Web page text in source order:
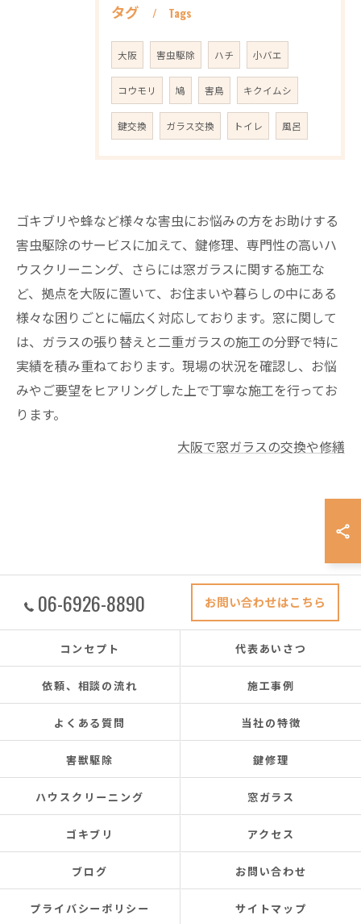
タグ Tags
大阪 害虫駆除 ハチ 小バエ
コウモリ 鳩 害鳥 キクイムシ
鍵交換 ガラス交換 トイレ 風呂
ゴキブリや蜂など様々な害虫にお悩みの方をお助けする
害虫駆除のサービスに加えて、鍵修理、専門性の高いハ
ウスクリーニング、さらには窓ガラスに関する施工な
ど、拠点を大阪に置いて、お住まいや暮らしの中にある
様々な困りごとに幅広く対応しております。窓に関して
は、ガラスの張り替えと二重ガラスの施工の分野で特に
実績を積み重ねております。現場の状況を確認し、お悩
みやご要望をヒアリングした上で丁寧な施工を行ってお
ります。
大阪で窓ガラスの交換や修繕
06-6926-8890 お問い合わせはこちら
コンセプト 代表あいさつ
依頼、相談の流れ 施工事例
よくある質問 当社の特徴
害獣駆除 鍵修理
ハウスクリーニング 窓ガラス
ゴキブリ アクセス
ブログ お問い合わせ
プライバシーポリシー サイトマップ